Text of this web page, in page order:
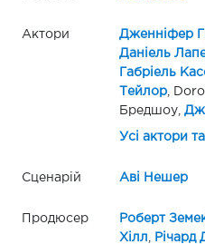
Актори Дженніфер
Даніель
Габріель
Тейлор,
Бредшоу,
Усі актори
Сценарій Аві Нешер
Продюсер Роберт
Хілл
Річард